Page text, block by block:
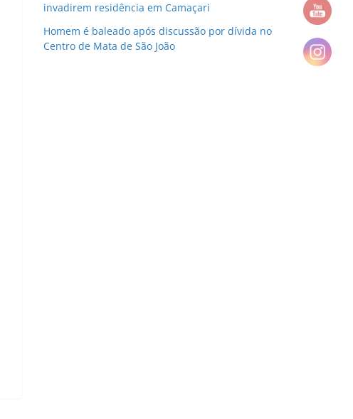
invadirem residência em Camaçari
Homem é baleado após discussão por dívida no
Centro de Mata de São João